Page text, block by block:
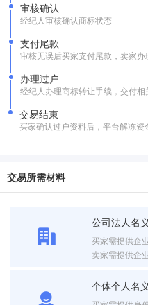
审核确认
经纪人审核确认商标状态
支付尾款
审核无误后买家支付尾款，卖家办
办理过户
经纪人办理商标转让手续，交付相
交易结束
买家确认过户资料后，平台解冻资
交易所需材料
公司法人名义
买家需提供企
卖家需提供企
个体个人名义